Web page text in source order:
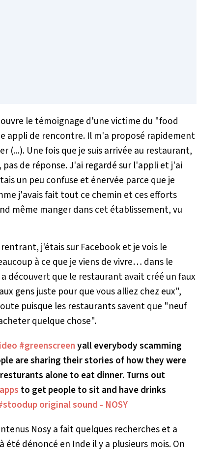
le témoignage d'une victime du "food
appli de rencontre. Il m'a proposé rapidement
Une fois que je suis arrivée au restaurant,
de réponse. J'ai regardé sur l'appli et j'ai
un peu confuse et énervée parce que je
j'avais fait tout ce chemin et ces efforts
même manger dans cet établissement, vu
rentrant, j'étais sur Facebook et je vois le
à ce que je viens de vivre… dans le
découvert que le restaurant avait créé un faux
gens juste pour que vous alliez chez eux",
puisque les restaurants savent que "neuf
quelque chose".
#greenscreenyall everybody scamming
are sharing their stories of how they were
alone to eat dinner. Turns out
to get people to sit and have drinks
original sound - NOSY
Nosy a fait quelques recherches et a
dénoncé en Inde il y a plusieurs mois. On